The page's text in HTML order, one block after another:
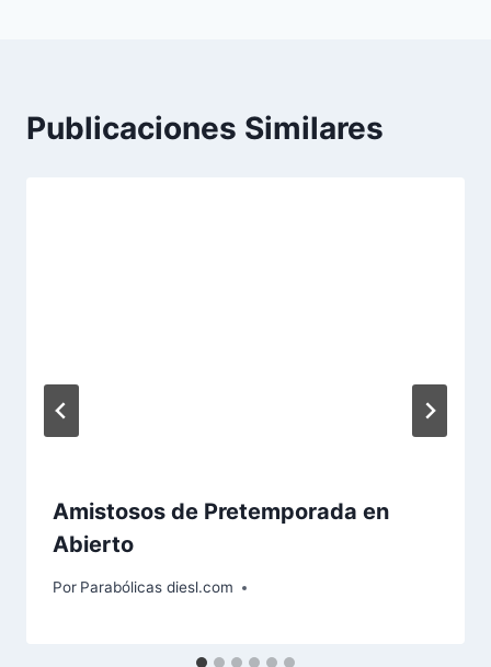
Publicaciones Similares
Amistosos de Pretemporada en
Abierto
Por Parabólicas diesl.com